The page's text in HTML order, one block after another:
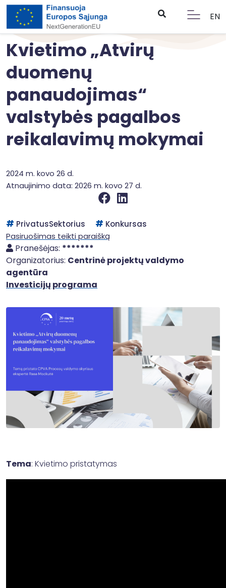
EN
Kvietimo „Atvirų
duomenų
panaudojimas“
valstybės pagalbos
reikalavimų mokymai
2024 m. kovo 26 d.
Atnaujinimo data: 2026 m. kovo 27 d.
PrivatusSektorius
Konkursas
Pasiruošimas teikti paraišką
Pranešėjas: *******
Organizatorius: Centrinė projektų valdymo
agentūra
Investicijų programa
Tema: Kvietimo pristatymas